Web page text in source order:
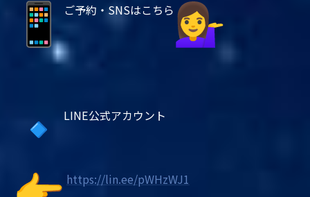
ご予約・SNSはこちら
LINE公式アカウント
https://lin.ee/pWHzWJ1